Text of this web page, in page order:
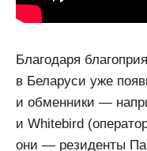
Благодаря
в Беларуси уже
и обменники —
и Whitebird
они — резиденты